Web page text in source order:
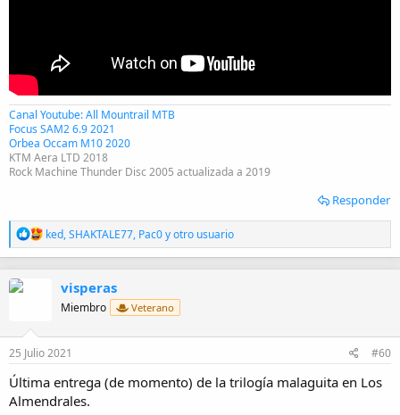
Canal Youtube: All Mountrail MTB
Focus SAM2 6.9 2021
Orbea Occam M10 2020
KTM Aera LTD 2018
Rock Machine Thunder Disc 2005 actualizada a 2019
Responder
R
e
a
e
s
ked,SHAKTALE77, Pac0y otro usuario
visperas
Miembro Veterano
25 Julio 2021 #60
Última entrega (de momento) de la trilogía malaguita en Los
Almendrales.